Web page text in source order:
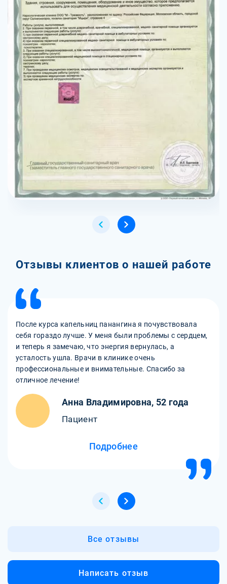
Отзывы клиентов о нашей работе
После курса капельниц панангина я почувствовала
себя гораздо лучше. У меня были проблемы с сердцем,
и теперь я замечаю, что энергия вернулась, а
усталость ушла. Врачи в клинике очень
профессиональные и внимательные. Спасибо за
отличное лечение!
Анна Владимировна, 52 года
Пациент
Подробнее
Все отзывы
Написать отзыв